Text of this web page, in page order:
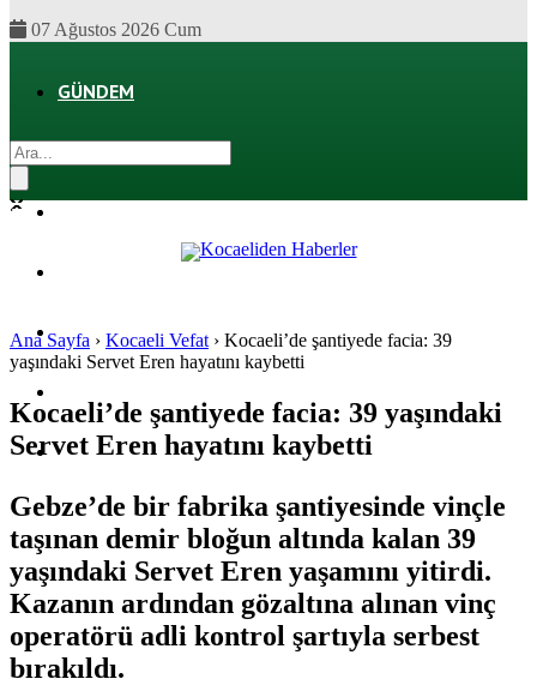
07 Ağustos 2026 Cum
GÜNDEM
SPOR
SAĞLIK
Ana Sayfa › Kocaeli Vefat › Kocaeli’de şantiyede facia: 39
yaşındaki Servet Eren hayatını kaybetti
Kocaeli’de şantiyede facia: 39 yaşındaki
Servet Eren hayatını kaybetti
Gebze’de bir fabrika şantiyesinde vinçle
taşınan demir bloğun altında kalan 39
yaşındaki Servet Eren yaşamını yitirdi.
Kazanın ardından gözaltına alınan vinç
operatörü adli kontrol şartıyla serbest
bırakıldı.